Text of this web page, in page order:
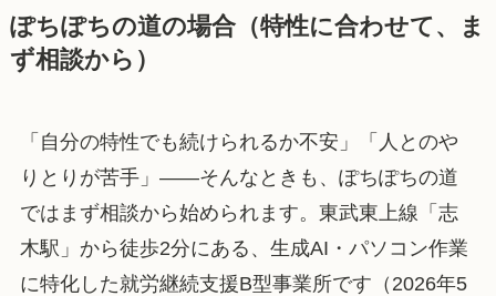
ぽちぽちの道の場合（特性に合わせて、ま
ず相談から）
「自分の特性でも続けられるか不安」「人とのや
りとりが苦手」——そんなときも、ぽちぽちの道
ではまず相談から始められます。東武東上線「志
木駅」から徒歩2分にある、生成AI・パソコン作業
に特化した就労継続支援B型事業所です（2026年5